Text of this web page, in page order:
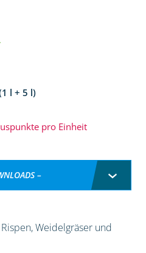
l + 5 l)
pro Einheit
–
Weidelgräser und